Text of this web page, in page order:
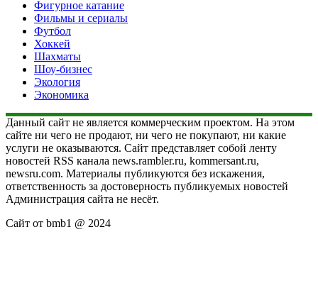
Фигурное катание
Фильмы и сериалы
Футбол
Хоккей
Шахматы
Шоу-бизнес
Экология
Экономика
Данный сайт не является коммерческим проектом. На этом
сайте ни чего не продают, ни чего не покупают, ни какие
услуги не оказываются. Сайт представляет собой ленту
новостей RSS канала news.rambler.ru, kommersant.ru,
newsru.com. Материалы публикуются без искажения,
ответственность за достоверность публикуемых новостей
Администрация сайта не несёт.
Сайт от bmb1 @ 2024